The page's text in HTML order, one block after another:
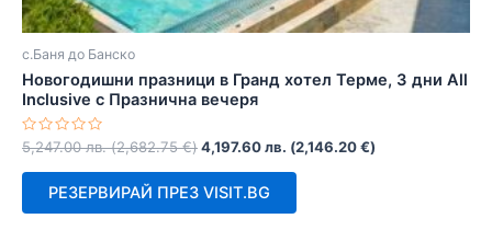
с.Баня до Банско
Новогодишни празници в Гранд хотел Терме, 3 дни All
Inclusive с Празнична вечеря
Оценено
с
0
5,247.00лв. (2,682.75€)4,197.60лв. (2,146.20€)
РЕЗЕРВИРАЙ ПРЕЗ VISIT.BG